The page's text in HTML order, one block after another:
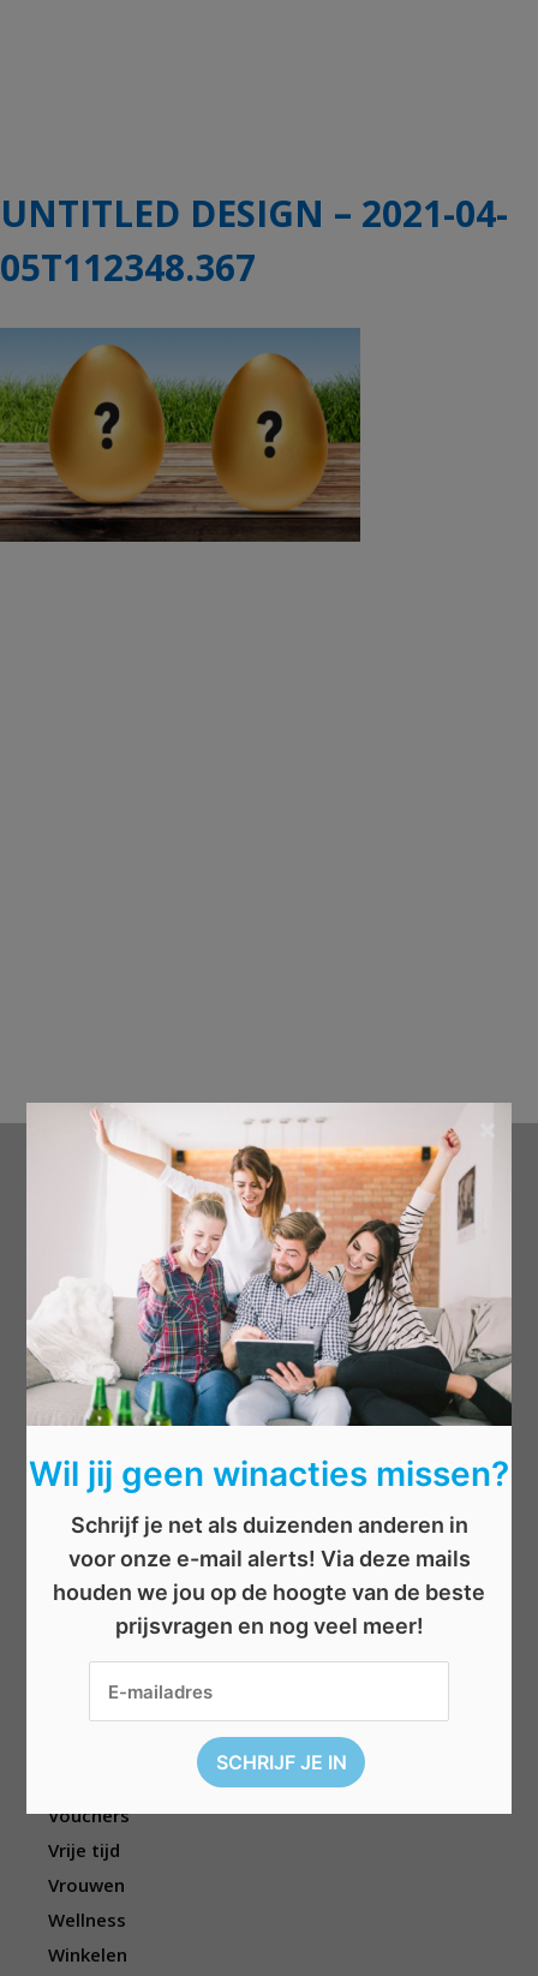
UNTITLED DESIGN – 2021-04-
05T112348.367
Categorieën
Boeken
Cadeau
Dieren
Elektronica
Eten/drinken
Geld
Kleding
Mannen
Overige
Vouchers
Vrije tijd
Vrouwen
Wellness
Winkelen
Wil jij geen winacties missen?
Schrijf je net als duizenden anderen in
voor onze e-mail alerts! Via deze mails
houden we jou op de hoogte van de beste
prijsvragen en nog veel meer!